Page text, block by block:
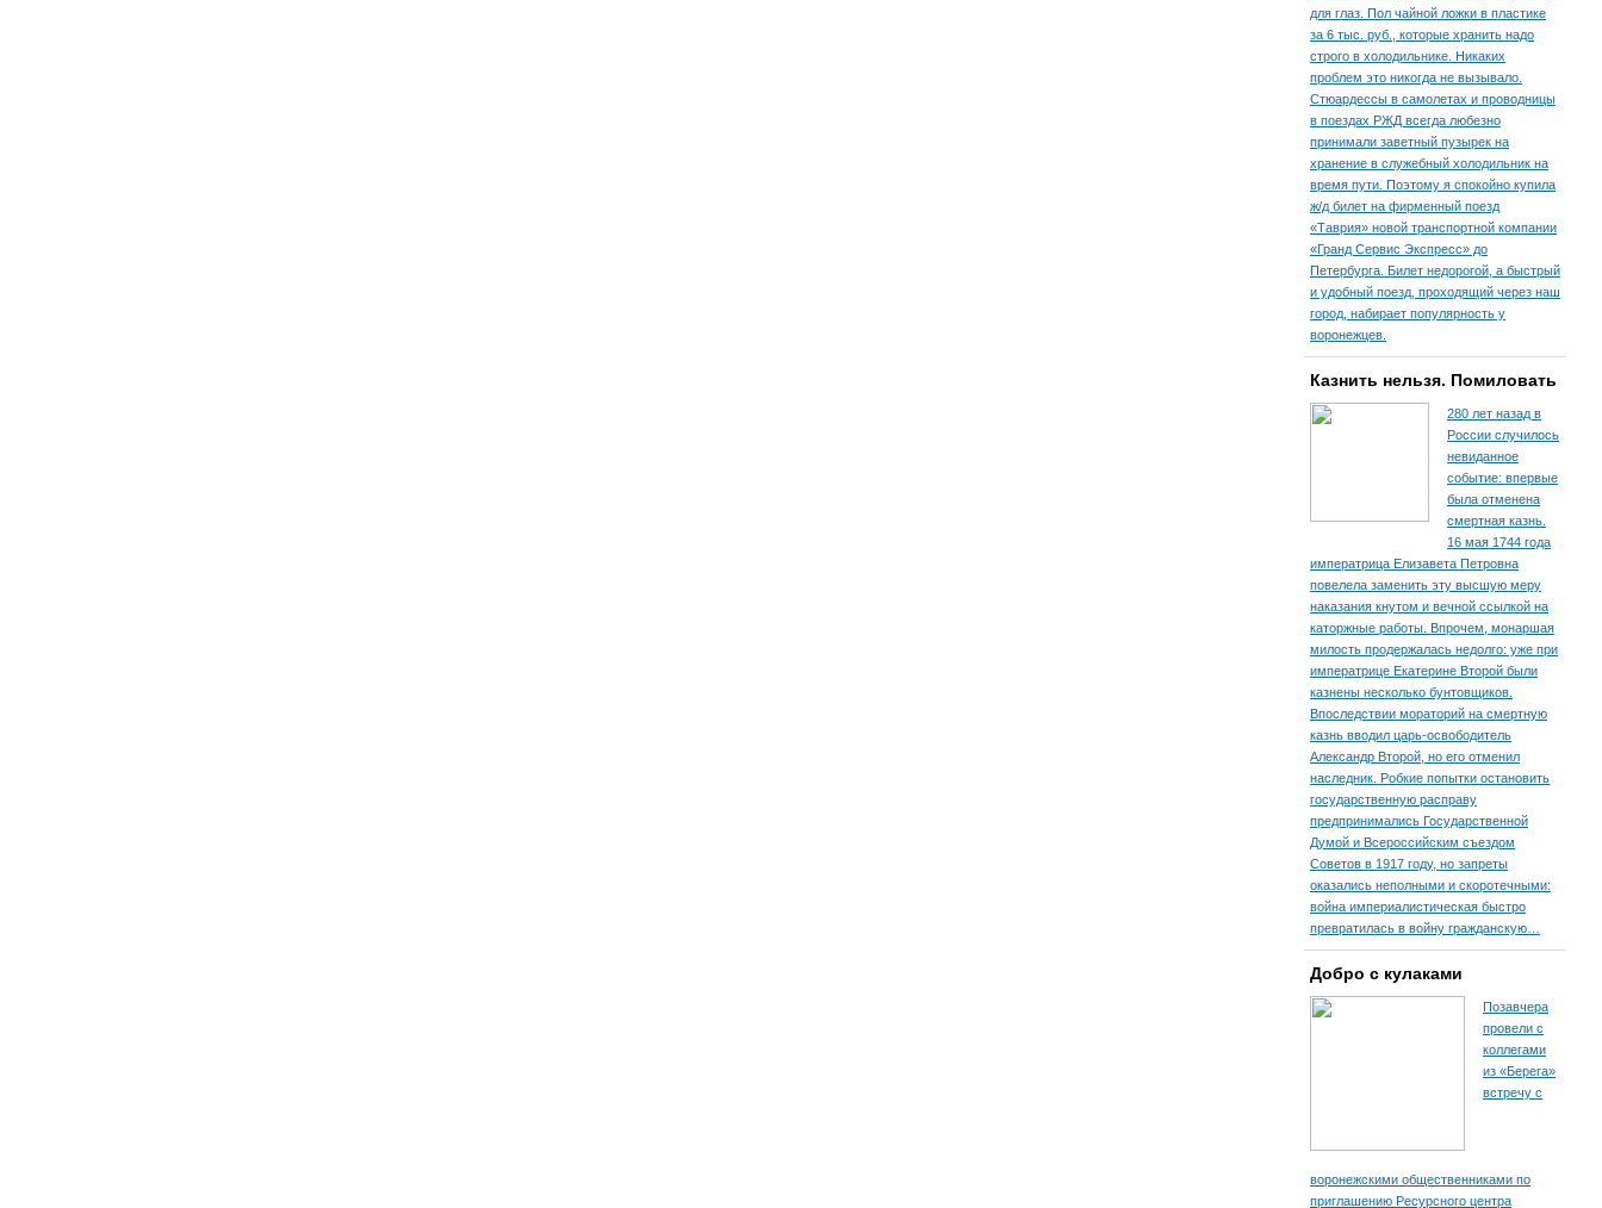
для глаз. Пол чайной ложки в пластике
за 6 тыс. руб., которые хранить надо
строго в холодильнике. Никаких
проблем это никогда не вызывало.
Стюардессы в самолетах и проводницы
в поездах РЖД всегда любезно
принимали заветный пузырек на
хранение в служебный холодильник на
время пути. По­этому я спокойно купила
ж/д билет на фирменный поезд
«Таврия» новой транспортной компании
«Гранд Сервис Экспресс» до
Петербурга. Билет недорогой, а быстрый
и удобный поезд, проходящий через наш
город, набирает популярность у
воронежцев.
Казнить нельзя. Помиловать
280 лет назад в
России случилось
невиданное
событие: впервые
была отменена
смертная казнь.
16 мая 1744 года
императрица Елизавета Петровна
повелела заменить эту высшую меру
наказания кнутом и вечной ссылкой на
каторжные работы. Впрочем, монаршая
милость продержалась недолго: уже при
императрице Екатерине Второй были
казнены несколько бунтовщиков.
Впоследствии мораторий на смертную
казнь вводил царь-освободитель
Александр Второй, но его отменил
наследник. Робкие попытки остановить
государственную расправу
предпринимались Государственной
Думой и Всероссийским съездом
Советов в 1917 году, но запреты
оказались неполными и скоротечными:
война империалистическая быстро
превратилась в войну гражданскую…
Добро с кулаками
Позавчера
провели с
коллегами
из «Берега»
встречу с
воронежскими общественниками по
приглашению Ресурсного центра